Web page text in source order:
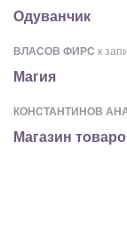
Одуванчик
ВЛАСОВ ФИРС к
Магия
КОНСТАНТИНОВ
Магазин